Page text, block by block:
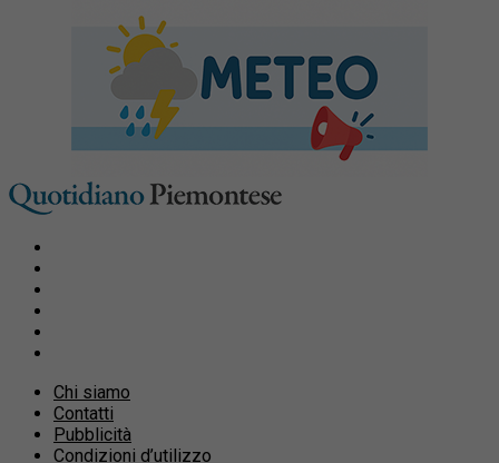
Chi siamo
Contatti
Pubblicità
Condizioni d’utilizzo